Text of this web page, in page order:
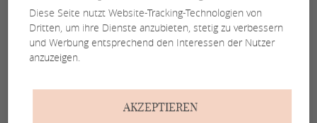
Kontakt
AVINIA Brautmode
Diese Seite nutzt Website-Tracking-Technologien von
Dritten, um ihre Dienste anzubieten, stetig zu verbessern
und Werbung entsprechend den Interessen der Nutzer
anzuzeigen.
AKZEPTIEREN